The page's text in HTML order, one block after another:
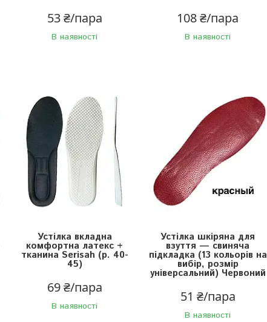
53 ₴/пара
В наявності
108 ₴/пара
В наявності
Устілка вкладна
комфортна латекс +
тканина Serisah (р. 40-
45)
69 ₴/пара
В наявності
Устілка шкіряна для
взуття — свиняча
підкладка (13 кольорів на
вибір, розмір
універсальний) Червоний
51 ₴/пара
В наявності